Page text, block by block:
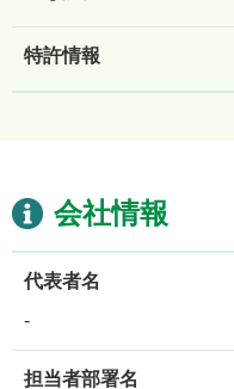
特許情報
会社情報
代表者名
-
担当者部署名